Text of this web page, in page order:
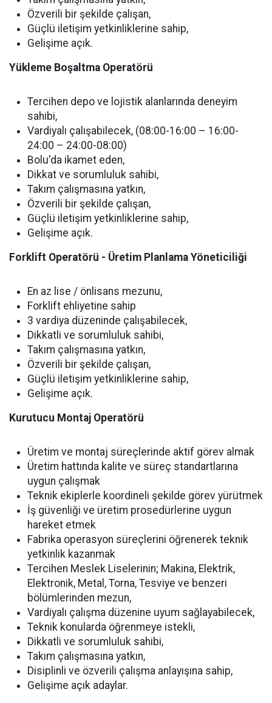
Özverili bir şekilde çalışan,
Güçlü iletişim yetkinliklerine sahip,
Gelişime açık.
Yükleme Boşaltma Operatörü
Tercihen depo ve lojistik alanlarında deneyim
sahibi,
Vardiyalı çalışabilecek, (08:00-16:00 – 16:00-
24:00 – 24:00-08:00)
Bolu'da ikamet eden,
Dikkat ve sorumluluk sahibi,
Takım çalışmasına yatkın,
Özverili bir şekilde çalışan,
Güçlü iletişim yetkinliklerine sahip,
Gelişime açık.
Forklift Operatörü - Üretim Planlama Yöneticiliği
En az lise / önlisans mezunu,
Forklift ehliyetine sahip
3 vardiya düzeninde çalışabilecek,
Dikkatli ve sorumluluk sahibi,
Takım çalışmasına yatkın,
Özverili bir şekilde çalışan,
Güçlü iletişim yetkinliklerine sahip,
Gelişime açık.
Kurutucu Montaj Operatörü
Üretim ve montaj süreçlerinde aktif görev almak
Üretim hattında kalite ve süreç standartlarına
uygun çalışmak
Teknik ekiplerle koordineli şekilde görev yürütmek
İş güvenliği ve üretim prosedürlerine uygun
hareket etmek
Fabrika operasyon süreçlerini öğrenerek teknik
yetkinlik kazanmak
Tercihen Meslek Liselerinin; Makina, Elektrik,
Elektronik, Metal, Torna, Tesviye ve benzeri
bölümlerinden mezun,
Vardiyalı çalışma düzenine uyum sağlayabilecek,
Teknik konularda öğrenmeye istekli,
Dikkatli ve sorumluluk sahibi,
Takım çalışmasına yatkın,
Disiplinli ve özverili çalışma anlayışına sahip,
Gelişime açık adaylar.